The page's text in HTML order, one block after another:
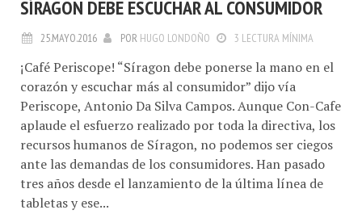
SÍRAGON DEBE ESCUCHAR AL CONSUMIDOR
25.MAYO.2016 POR HUGO LONDOÑO 3 LECTURA MÍNIMA
¡Café Periscope! “Síragon debe ponerse la mano en el
corazón y escuchar más al consumidor” dijo vía
Periscope, Antonio Da Silva Campos. Aunque Con-Cafe
aplaude el esfuerzo realizado por toda la directiva, los
recursos humanos de Síragon, no podemos ser ciegos
ante las demandas de los consumidores. Han pasado
tres años desde el lanzamiento de la última línea de
tabletas y ese...